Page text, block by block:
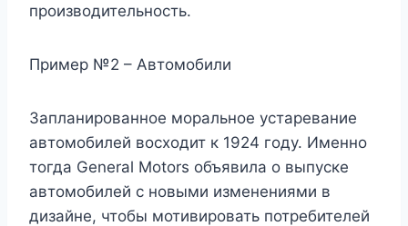
производительность.
Пример №2 – Автомобили
Запланированное моральное устаревание
автомобилей восходит к 1924 году. Именно
тогда General Motors объявила о выпуске
автомобилей с новыми изменениями в
дизайне, чтобы мотивировать потребителей